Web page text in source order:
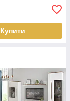
Купити